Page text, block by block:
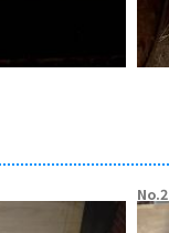
No.2